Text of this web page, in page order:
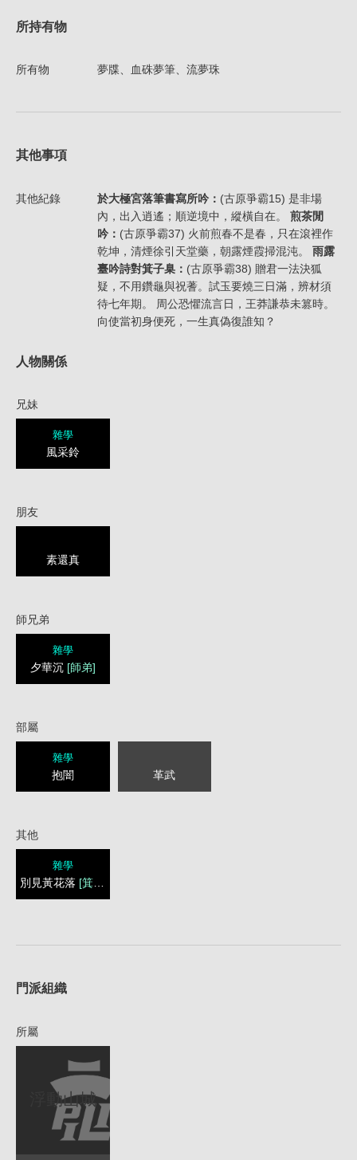
所持有物
所有物 夢牒、血硃夢筆、流夢珠
其他事項
其他紀錄 於大極宮落筆書寫所吟： (古原爭霸15) 是非場
內，出入逍遙；順逆境中，縱橫自在。 煎茶閒
吟： (古原爭霸37) 火前煎春不是春，只在滾裡作
乾坤，清煙徐引天堂藥，朝露煙霞掃混沌。 雨露
臺吟詩對箕子臬： (古原爭霸38) 贈君一法決狐
疑，不用鑽龜與祝蓍。試玉要燒三日滿，辨材須
待七年期。 周公恐懼流言日，王莽謙恭未篡時。
向使當初身便死，一生真偽復誰知？
人物關係
兄妹
雜學
風采鈴
朋友
素還真
師兄弟
雜學
夕華沉 [師弟]
部屬
雜學
抱闇 革武
其他
雜學
別見黃花落 [箕子臬]
門派組織
所屬
浮動山城